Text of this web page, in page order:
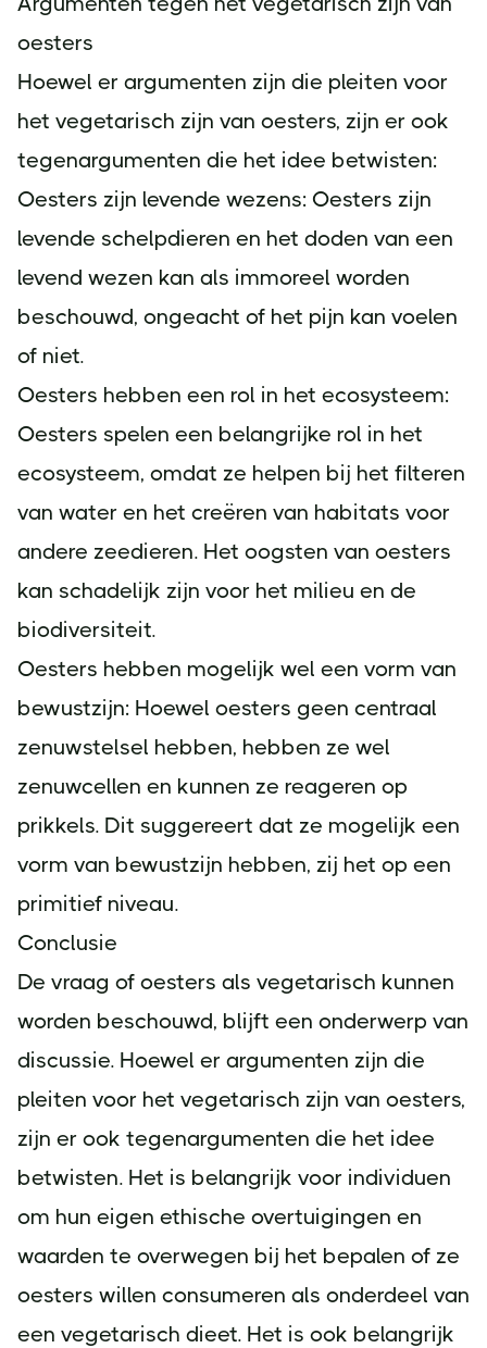
oesters
Hoewel er argumenten zijn die pleiten voor
het vegetarisch zijn van oesters, zijn er ook
tegenargumenten die het idee betwisten:
Oesters zijn levende wezens: Oesters zijn
levende schelpdieren en het doden van een
levend wezen kan als immoreel worden
beschouwd, ongeacht of het pijn kan voelen
of niet.
Oesters hebben een rol in het ecosysteem:
Oesters spelen een belangrijke rol in het
ecosysteem, omdat ze helpen bij het filteren
van water en het creëren van habitats voor
andere zeedieren. Het oogsten van oesters
kan schadelijk zijn voor het milieu en de
biodiversiteit.
Oesters hebben mogelijk wel een vorm van
bewustzijn: Hoewel oesters geen centraal
zenuwstelsel hebben, hebben ze wel
zenuwcellen en kunnen ze reageren op
prikkels. Dit suggereert dat ze mogelijk een
vorm van bewustzijn hebben, zij het op een
primitief niveau.
Conclusie
De vraag of oesters als vegetarisch kunnen
worden beschouwd, blijft een onderwerp van
discussie. Hoewel er argumenten zijn die
pleiten voor het vegetarisch zijn van oesters,
zijn er ook tegenargumenten die het idee
betwisten. Het is belangrijk voor individuen
om hun eigen ethische overtuigingen en
waarden te overwegen bij het bepalen of ze
oesters willen consumeren als onderdeel van
een vegetarisch dieet. Het is ook belangrijk